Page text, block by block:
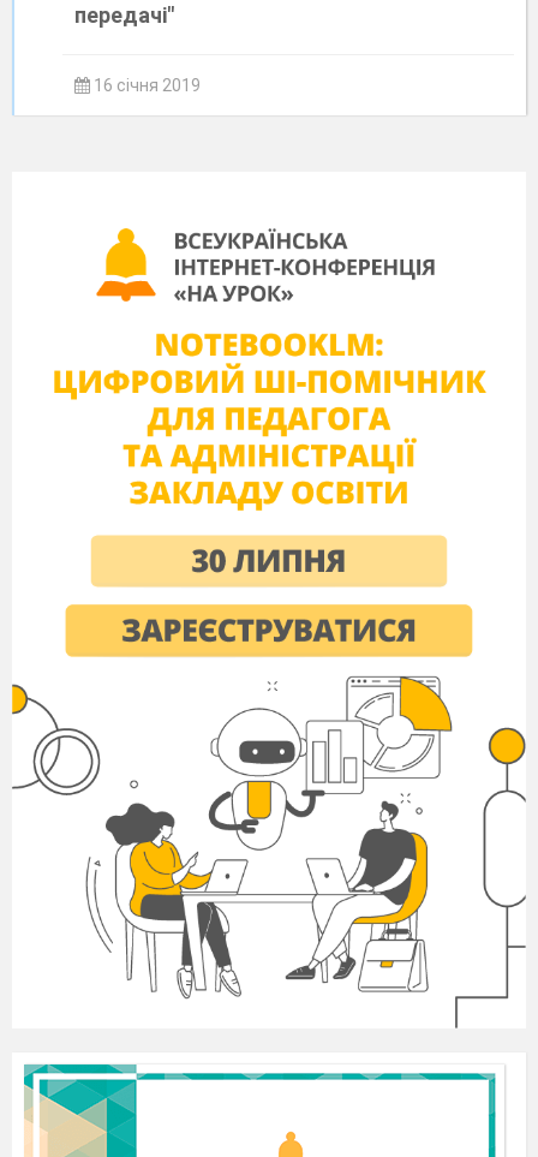
передачі"
16 січня 2019